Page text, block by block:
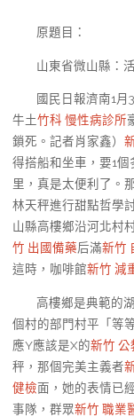
原題目：
山東省微山縣：
國民日報濟南1月
牛土竹科 慢性病診所
鎖死。記者肖家鑫）
得搭船和坐車，要1
里，真是太便利了。
林天秤進行甜點哲學
山縣高樓鄉沿河北村
竹 出國備藥后滿新竹
這時，咖啡館新竹 減
高樓鄉是典範的
個村的部門村平「等
應Y應該是X的新竹 公
秤，那個完美主義者
健檢面，她的表情已
事隊，群眾新竹 職業